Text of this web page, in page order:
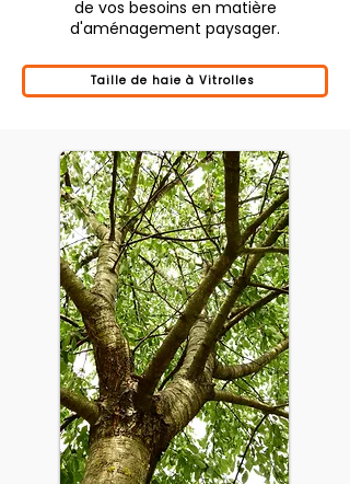
de vos besoins en matière
d'aménagement paysager.
Taille de haie à Vitrolles